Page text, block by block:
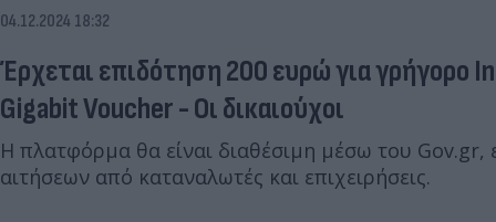
04.12.2024 18:32
Έρχεται επιδότηση 200 ευρώ για γρήγορο
Gigabit Voucher - Οι δικαιούχοι
Η πλατφόρμα θα είναι διαθέσιμη μέσω του Gov.gr,
αιτήσεων από καταναλωτές και επιχειρήσεις.